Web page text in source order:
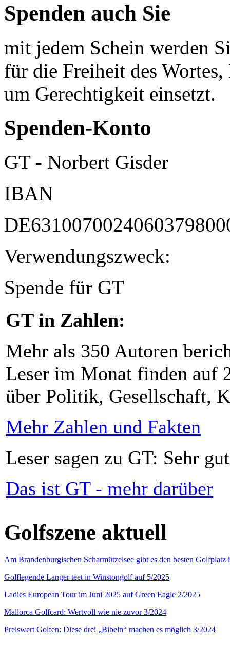
Spenden auch Sie
mit jedem Schein werden
für die Freiheit des
um Gerechtigkeit einsetzt.
Spenden-Konto
GT - Norbert Gisder
IBAN
Verwendungszweck:
Spende für GT
GT in Zahlen:
Mehr als 350 Autoren
Leser im Monat finden auf
über Politik, Gesellschaft,
Mehr Zahlen und Fakten
Leser sagen zu GT: Sehr
Das ist GT - mehr darüber
Golfszene aktuell
Am Brandenburgischen Scharmützelsee gibt es den besten
Golflegende Langer teet in Winstongolf auf 5/2025
Ladies European Tour im Juni 2025 auf Green Eagle 2/2025
Mallorca Golfcard: Wertvoll wie nie zuvor 3/2024
Preiswert Golfen: Diese drei „Bibeln“ machen es möglich 3/2024